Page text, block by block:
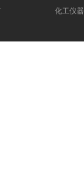
化工仪